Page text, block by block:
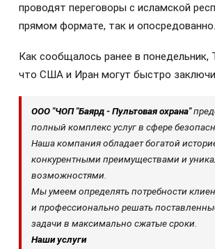
проводят переговоры с исламской
прямом формате, так и опосредованно.
Как сообщалось ранее в понедельник,
что США и Иран могут быстро
ООО "ЧОП "Баярд - Пультовая охрана"
полный комплекс услуг в сфере
Наша компания обладает богатой
конкурентными преимуществами и
возможностями.
Мы умеем определять потребности
и профессионально решать
задачи в максимально сжатые сроки.
Наши услуги